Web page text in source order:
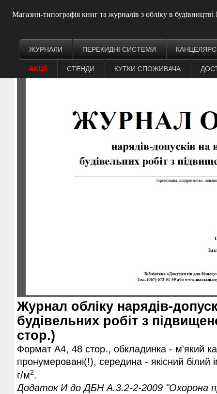
Магазин-типографія книг та журналів з обліку в
ЖУРНАЛИ ПЕРЕКИДНІ СИСТЕМИ
АКЦІЇ СТЕНДИ КУТКИ СПОЖИВАЧА
Журнал обліку нарядів-
будівельних робіт з
стор.)
Формат А4, 48 стор., обкладинка - м'який
пронумеровані(!), середина - якісний білий
г/м2.
Додаток И до ДБН А.3.2-2-2009 "Охорона